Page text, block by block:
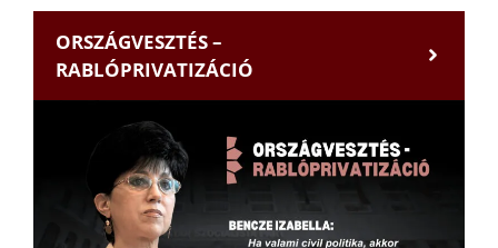
ORSZÁGVESZTÉS –
RABLÓPRIVATIZÁCIÓ